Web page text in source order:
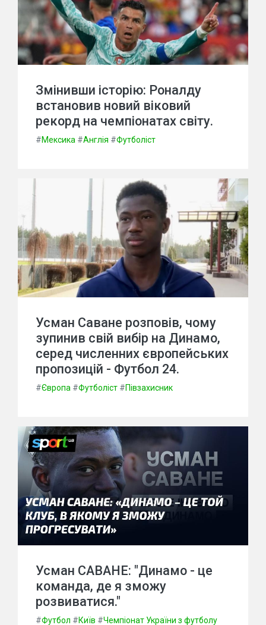
Змінивши історію: Роналду
встановив новий віковий
рекорд на чемпіонатах світу.
#Мексика #Англія #Футболіст
Усман Саване розповів, чому
зупинив свій вибір на Динамо,
серед численних європейських
пропозицій - Футбол 24.
#Європа #Футболіст #Півзахисник
Усман САВАНЕ: "Динамо - це
команда, де я зможу
розвиватися."
#Футбол #Київ #Чемпіонат України з футболу